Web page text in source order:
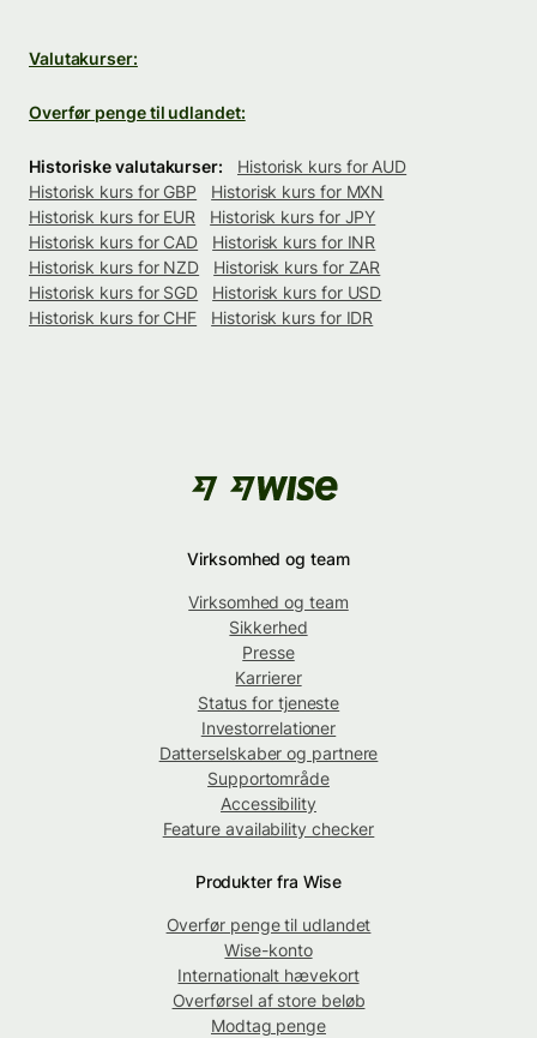
Valutakurser:
Overfør penge til udlandet:
Historiske valutakurser:
Historisk kurs for AUD
Historisk kurs for GBP
Historisk kurs for MXN
Historisk kurs for EUR
Historisk kurs for JPY
Historisk kurs for CAD
Historisk kurs for INR
Historisk kurs for NZD
Historisk kurs for ZAR
Historisk kurs for SGD
Historisk kurs for USD
Historisk kurs for CHF
Historisk kurs for IDR
Virksomhed og team
Virksomhed og team
Sikkerhed
Presse
Karrierer
Status for tjeneste
Investorrelationer
Datterselskaber og partnere
Supportområde
Accessibility
Feature availability checker
Produkter fra Wise
Overfør penge til udlandet
Wise-konto
Internationalt hævekort
Overførsel af store beløb
Modtag penge